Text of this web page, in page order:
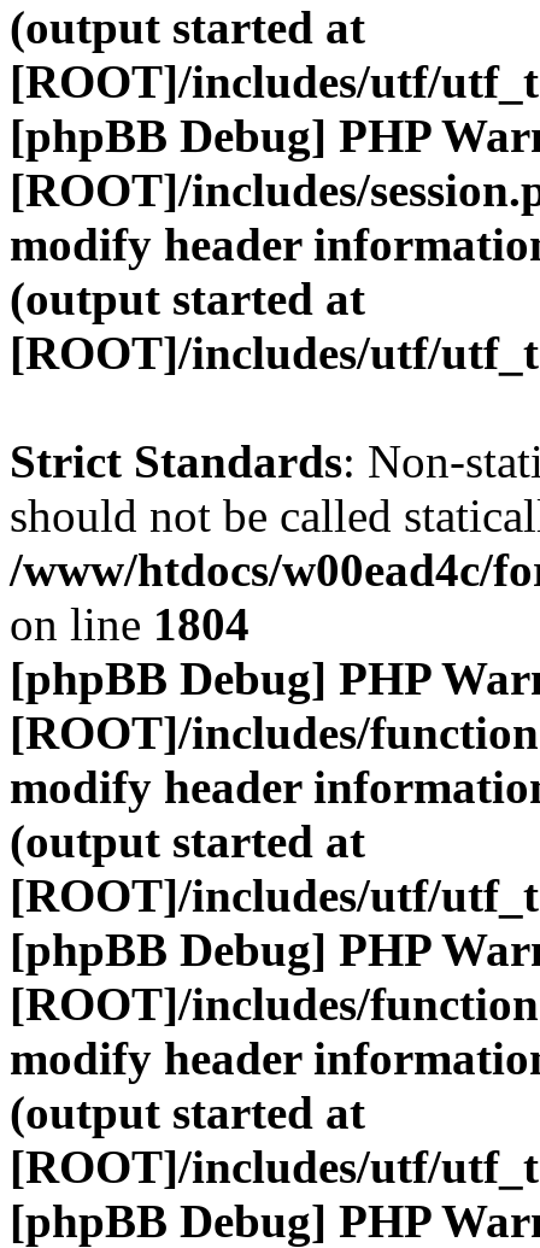
(output started at
[ROOT]/includes/utf/
[phpBB Debug] PHP
[ROOT]/includes/
modify header
(output started at
[ROOT]/includes/utf/
Strict Standards: Non-
should not be called
/www/htdocs/w00ead4c/
on line 1804
[phpBB Debug] PHP
[ROOT]/includes/
modify header
(output started at
[ROOT]/includes/utf/
[phpBB Debug] PHP
[ROOT]/includes/
modify header
(output started at
[ROOT]/includes/utf/
[phpBB Debug] PHP